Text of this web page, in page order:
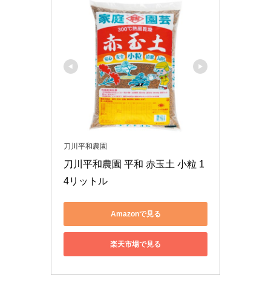
刀川平和農園
刀川平和農園 平和 赤玉土 小粒 1
4リットル
Amazonで見る
楽天市場で見る